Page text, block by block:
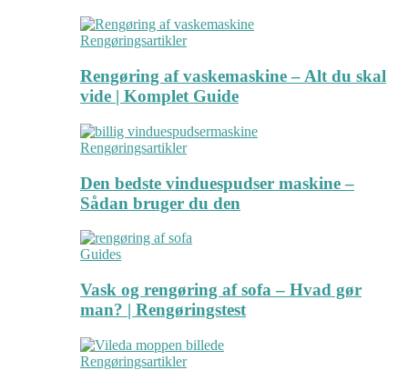
Rengøringsartikler
Rengøring af vaskemaskine – Alt du skal
vide | Komplet Guide
Rengøringsartikler
Den bedste vinduespudser maskine –
Sådan bruger du den
Guides
Vask og rengøring af sofa – Hvad gør
man? | Rengøringstest
Rengøringsartikler